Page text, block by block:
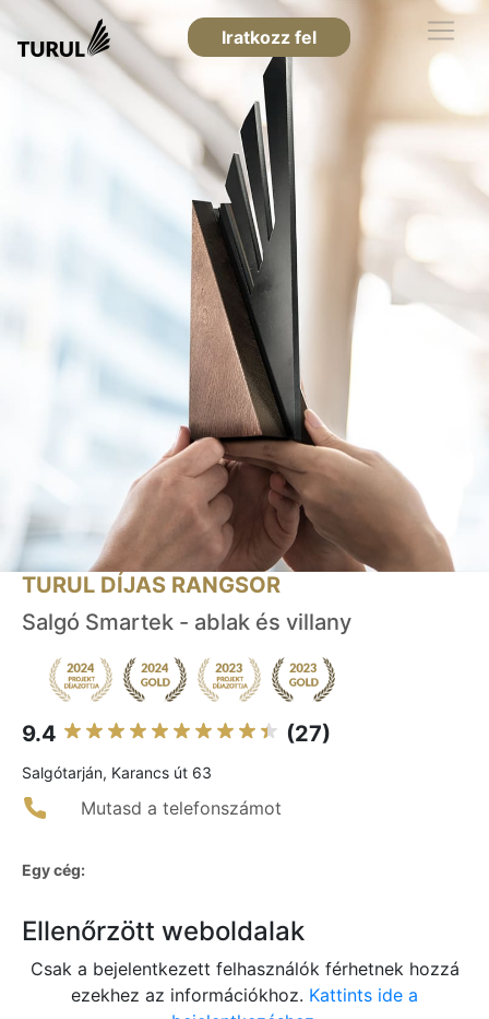
Iratkozz fel
TURUL DÍJAS RANGSOR
Salgó Smartek - ablak és villany
9.4 (27)
Salgótarján, Karancs út 63
Mutasd a telefonszámot
Egy cég:
Ellenőrzött weboldalak
Csak a bejelentkezett felhasználók férhetnek hozzá
ezekhez az információkhoz. Kattints ide a